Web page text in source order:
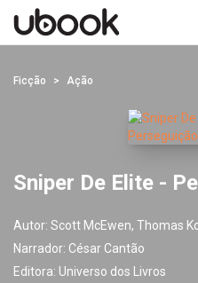
Ficção Ação
Sniper De Elite -
Autor: Scott McEwen, Thomas
Narrador: César Cantão
Editora: Universo dos Livros